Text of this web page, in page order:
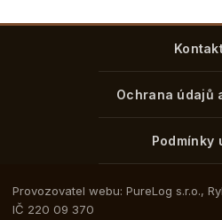
Ochrana údajů
Podmínky
Provozovatel webu: PureLog s.r.o.,
IČ 220 09 370